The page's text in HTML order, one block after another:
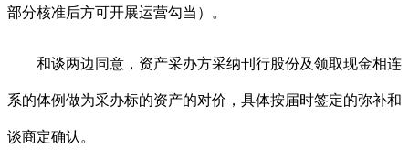
部分核准后方可开展运营勾当）。
和谈两边同意，资产采办方采纳刊行股份及领取现金相连
系的体例做为采办标的资产的对价，具体按届时签定的弥补和
谈商定确认。